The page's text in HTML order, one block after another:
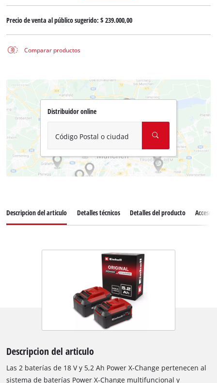
Precio de venta al público sugerido:$ 239.000,00
Comparar productos
Distribuidor online
Código Postal o ciudad
Descripcion del articulo Detalles técnicos Detalles del producto
Descripcion del articulo
Las 2 baterías de 18 V y 5,2 Ah Power X-Change pertenecen al
sistema de baterías Power X-Change multifuncional y